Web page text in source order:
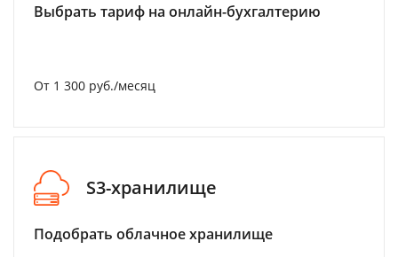
Выбрать тариф на онлайн-бухгалтерию
От 1 300 руб./месяц
S3-хранилище
Подобрать облачное хранилище